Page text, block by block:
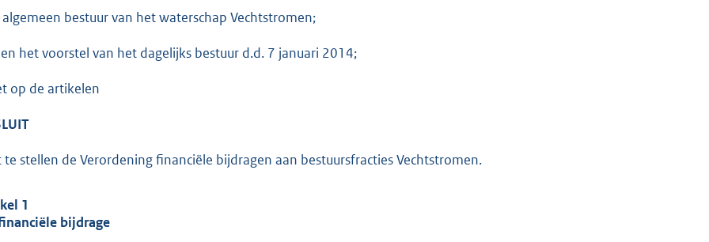
g
bestuur van het waterschap Vechtstromen;
het voorstel van het dagelijks bestuur d.d. 7 januari 2014;
op de artikelen
te stellen de Verordening financiële bijdragen aan bestuursfracties Vechtstromen.
1
bijdrage